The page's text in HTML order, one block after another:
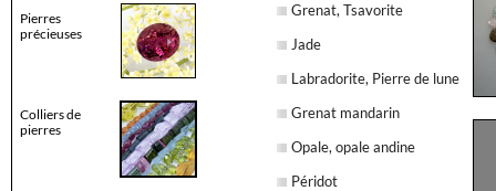
Pierres
précieuses
Colliers de
pierres
Grenat, Tsavorite
Jade
Labradorite, Pierre de lune
Grenat mandarin
Opale, opale andine
Péridot